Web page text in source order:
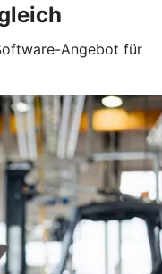
Angebot für